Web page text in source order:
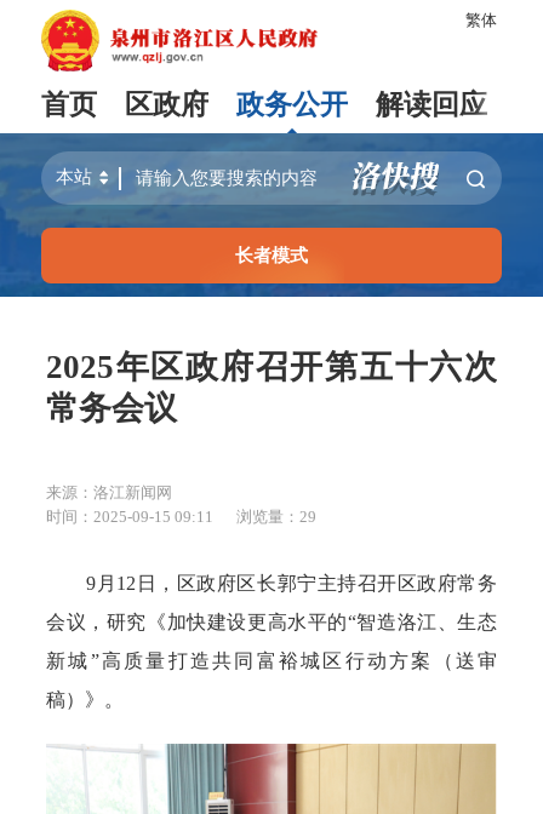
繁体
首页 区政府 政务公开 解读回应
长者模式
2025年区政府召开第五十六次
常务会议
来源：洛江新闻网
时间：2025-09-15 09:11
浏览量： 29
9月12日，区政府区长郭宁主持召开区政府常务
会议，研究《加快建设更高水平的“智造洛江、生态
新城”高质量打造共同富裕城区行动方案（送审
稿）》。